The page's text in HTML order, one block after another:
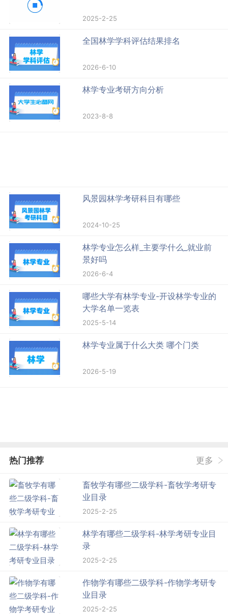
2025-2-25
全国林学学科评估结果排名
2026-6-10
林学专业考研方向分析
2023-8-8
风景园林学考研科目有哪些
2024-10-25
林学专业怎么样_主要学什么_就业前
景好吗
2026-6-4
哪些大学有林学专业-开设林学专业的
大学名单一览表
2025-5-14
林学专业属于什么大类 哪个门类
2026-5-19
热门推荐 更多
畜牧学有哪些二级学科-畜牧学考研专
业目录
2025-2-25
林学有哪些二级学科-林学考研专业目
录
2025-2-25
作物学有哪些二级学科-作物学考研专
业目录
2025-2-25